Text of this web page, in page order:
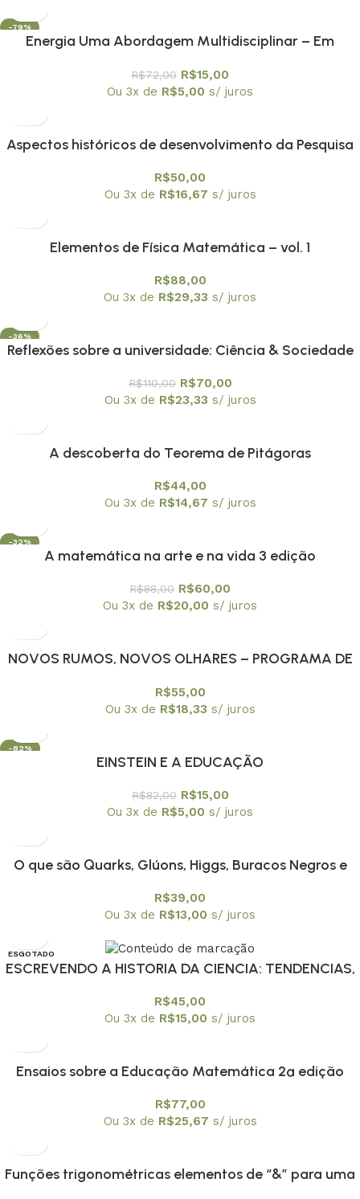
-79%
Energia Uma Abordagem Multidisciplinar – Em
R$72,00 R$15,00
Ou 3x de R$5,00 s/ juros
Aspectos históricos de desenvolvimento da Pesquisa
R$50,00
Ou 3x de R$16,67 s/ juros
Elementos de Física Matemática – vol. 1
R$88,00
Ou 3x de R$29,33 s/ juros
-36%
Reflexões sobre a universidade: Ciência & Sociedade
R$110,00 R$70,00
Ou 3x de R$23,33 s/ juros
A descoberta do Teorema de Pitágoras
R$44,00
Ou 3x de R$14,67 s/ juros
-32%
A matemática na arte e na vida 3 edição
R$88,00 R$60,00
Ou 3x de R$20,00 s/ juros
NOVOS RUMOS, NOVOS OLHARES – PROGRAMA DE
R$55,00
Ou 3x de R$18,33 s/ juros
-82%
EINSTEIN E A EDUCAÇÃO
R$82,00 R$15,00
Ou 3x de R$5,00 s/ juros
O que são Quarks, Glúons, Higgs, Buracos Negros e
R$39,00
Ou 3x de R$13,00 s/ juros
ESGOTADO
ESCREVENDO A HISTORIA DA CIENCIA: TENDENCIAS,
R$45,00
Ou 3x de R$15,00 s/ juros
Ensaios sobre a Educação Matemática 2ª edição
R$77,00
Ou 3x de R$25,67 s/ juros
Funções trigonométricas elementos de “&” para uma